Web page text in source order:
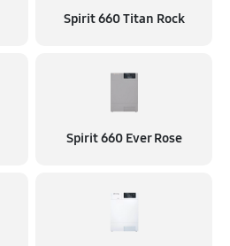
Spirit 660 Titan Rock
Spirit 660 Ever Rose